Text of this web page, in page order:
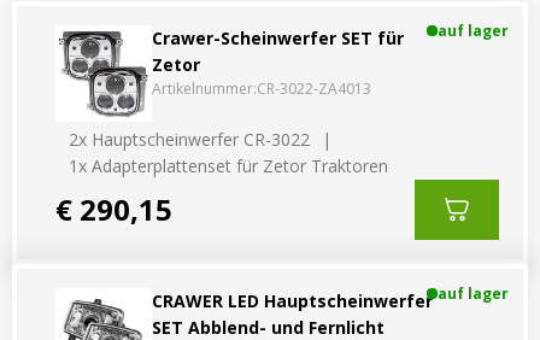
LED Beleuchtungssets
Sonstiges
Kostenlose Lichtplanung
FAQs – Häufig gestellte Fragen
Über uns
Kontakt
LED Beleuchtungssets
Sonstiges
Kostenlose Lichtplanung
Alle anzeigen
Crawer-Scheinwerfer SET für
Zetor
Artikelnummer:CR-3022-ZA4013
auf lager
2x Hauptscheinwerfer CR-3022
1x Adapterplattenset für Zetor Traktoren
€ 290,15
CRAWER LED Hauptscheinwerfer
SET Abblend- und Fernlicht
auf lager